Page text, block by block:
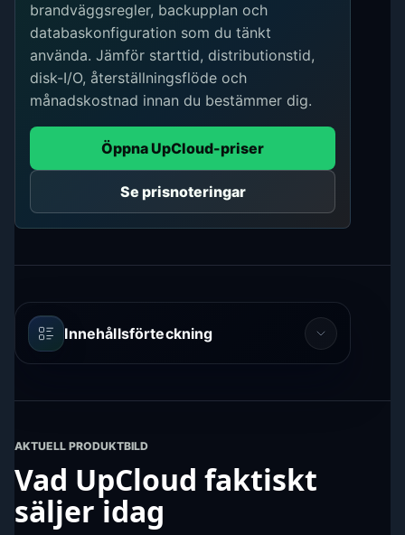
brandväggsregler, backupplan och
databaskonfiguration som du tänkt
använda. Jämför starttid, distributionstid,
disk-I/O, återställningsflöde och
månadskostnad innan du bestämmer dig.
Öppna UpCloud-priser
Se prisnoteringar
Innehållsförteckning
AKTUELL PRODUKTBILD
Vad UpCloud faktiskt
säljer idag